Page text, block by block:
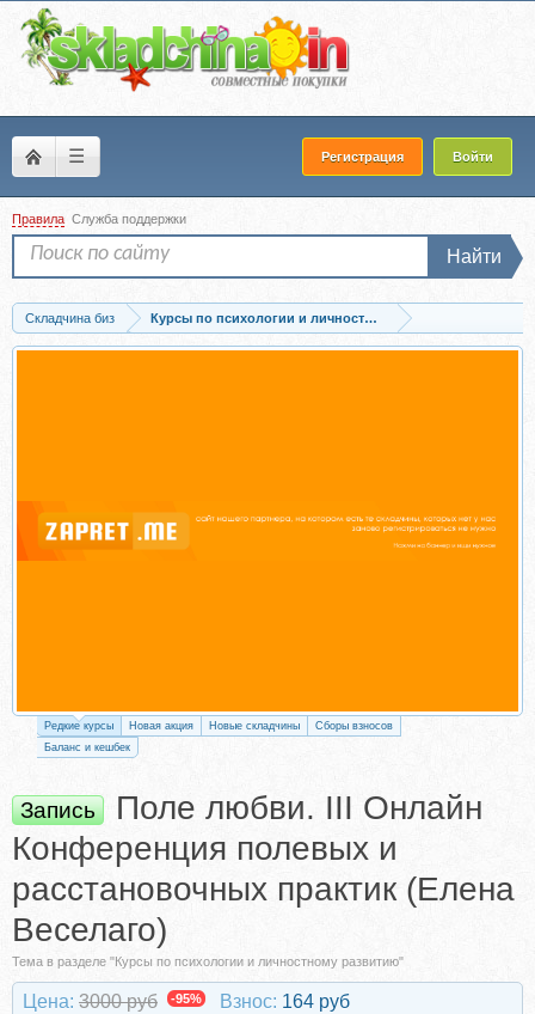
☰ Регистрация Войти
Правила Служба поддержки
Найти
Складчина биз
Курсы по психологии и личностному развитию
Запись Поле любви. III Онлайн Конференция полевых и расстановочных
Редкие курсы Новая акция Новые складчины
Сборы взносов
Баланс и кешбек
Запись
Поле любви. III Онлайн
Конференция полевых и
расстановочных практик (Елена
Веселаго)
Тема в разделе "Курсы по психологии и личностному развитию"
Цена: 3000 руб -95% Взнос: 164 руб